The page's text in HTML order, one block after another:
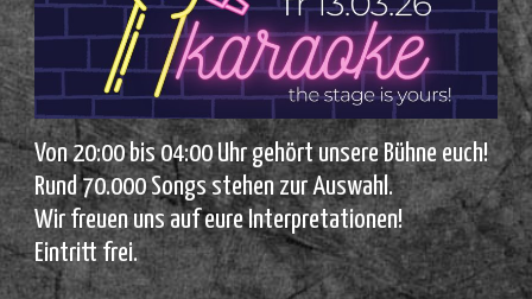
Von 20:00 bis 04:00 Uhr gehört unsere Bühne euch!
Rund 70.000 Songs stehen zur Auswahl.
Wir freuen uns auf eure Interpretationen!
Eintritt frei.